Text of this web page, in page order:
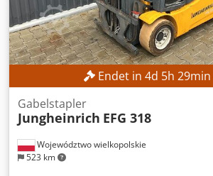
Endet in 4d 5h 29min
Województwo wielkopolskie
523 km
Gabelstapler
Jungheinrich EFG 318